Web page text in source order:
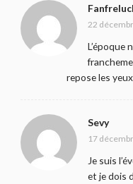
22
L’époque
repose les
Sevy
17
Je suis
et je dois